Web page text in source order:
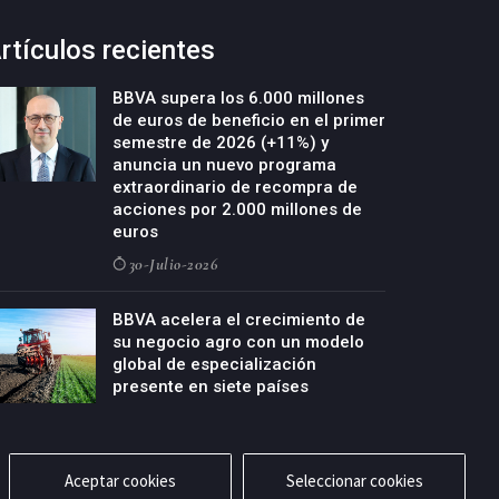
recientes
BBVA supera los 6.000 millones
de euros de beneficio en el primer
semestre de 2026 (+11%) y
anuncia un nuevo programa
extraordinario de recompra de
acciones por 2.000 millones de
euros
30-Julio-2026
BBVA acelera el crecimiento de
su negocio agro con un modelo
global de especialización
presente en siete países
Aceptar cookies Seleccionar cookies